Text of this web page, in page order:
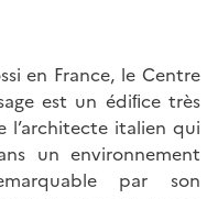
en France, le Centre
est un édiﬁce très
l’architecte italien qui
un environnement
par son